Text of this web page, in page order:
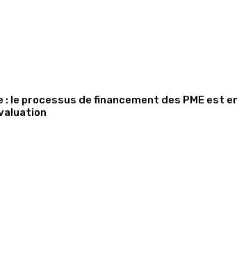
: le processus de financement des PME est